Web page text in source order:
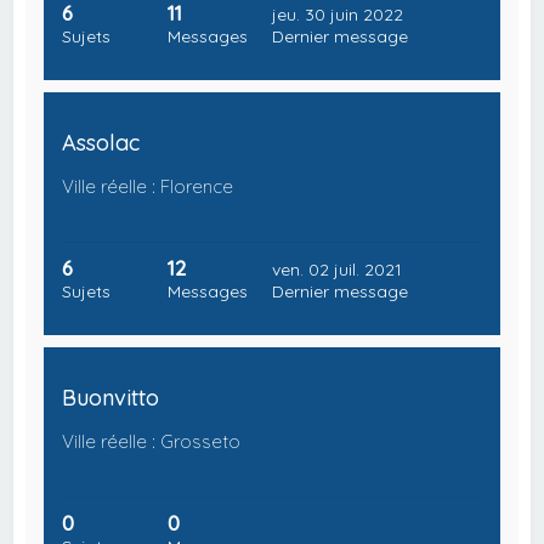
6
Sujets
11
Messages
jeu. 30 juin 2022
Dernier message
Assolac
Ville réelle : Florence
6
Sujets
12
Messages
ven. 02 juil. 2021
Dernier message
Buonvitto
Ville réelle : Grosseto
0 0